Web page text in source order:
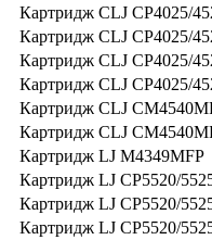
Картридж CLJ CP4025/
Картридж CLJ CP4025/
Картридж CLJ CP4025/
Картридж CLJ CP4025/
Картридж CLJ
Картридж CLJ
Картридж LJ M4349MFP
Картридж LJ CP5520/
Картридж LJ CP5520/
Картридж LJ CP5520/